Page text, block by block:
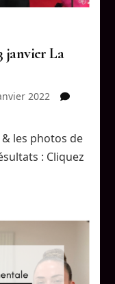
janvier La
2022
les photos de
: Cliquez